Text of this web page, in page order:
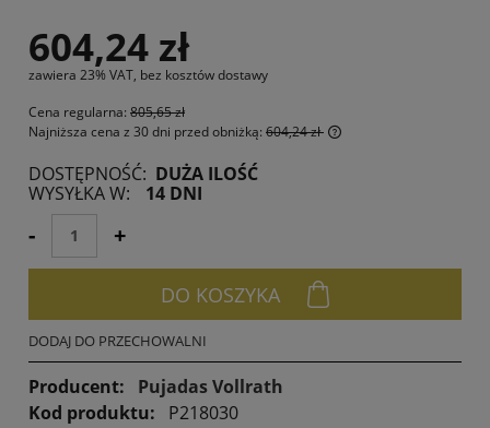
604,24 zł
zawiera 23% VAT, bez kosztów dostawy
Cena regularna: 805,65 zł
Najniższa cena z 30 dni przed obniżką: 604,24 zł
DOSTĘPNOŚĆ: DUŻA ILOŚĆ
WYSYŁKA W:
14 DNI
- +
DO KOSZYKA
DODAJ DO PRZECHOWALNI
Producent:
Pujadas Vollrath
Kod produktu:
P218030